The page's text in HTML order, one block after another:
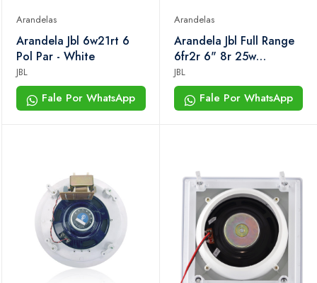
Arandelas
Arandela Jbl 6w21rt 6
Pol Par - White
JBL
Fale Por WhatsApp
Arandelas
Arandela Jbl Full Range
6fr2r 6" 8r 25w
Redonda Branca Par
JBL
Fale Por WhatsApp